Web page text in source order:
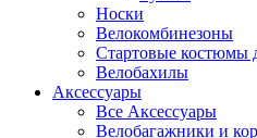
Носки
Велокомбинезоны
Стартовые костюмы
Велобахилы
Аксессуары
Все Аксессуары
Велобагажники и